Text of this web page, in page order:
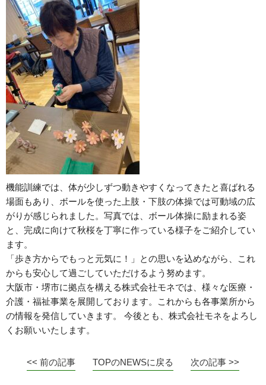
機能訓練では、体が少しずつ動きやすくなってきたと喜ばれる
場面もあり、ボールを使った上肢・下肢の体操では可動域の広
がりが感じられました。写真では、ボール体操に励まれる姿
と、完成に向けて秋桜を丁寧に作っている様子をご紹介してい
ます。
「歩き方からでもっと元気に！」との思いを込めながら、これ
からも安心して過ごしていただけるよう努めます。
大阪市・堺市に拠点を構える株式会社モネでは、様々な医療・
介護・福祉事業を展開しております。これからも各事業所から
の情報を発信していきます。 今後とも、株式会社モネをよろし
くお願いいたします。
<< 前の記事 TOPのNEWSに戻る 次の記事 >>